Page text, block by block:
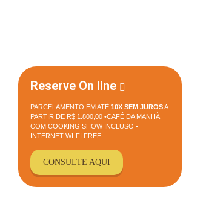
Reserve On line
PARCELAMENTO EM ATÉ 10X SEM JUROSA
PARTIR DE R$ 1.800,00 •CAFÉ DA MANHÃ
COM COOKING SHOW INCLUSO •
INTERNET WI-FI FREE
CONSULTE AQUI